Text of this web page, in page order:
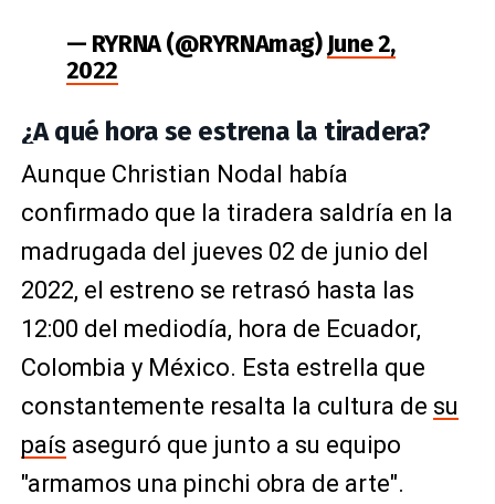
— RYRNA (@RYRNAmag)June 2,
2022
¿A qué hora se estrena la tiradera?
Aunque Christian Nodal había
confirmado que la tiradera saldría en la
madrugada del jueves 02 de junio del
2022, el estreno se retrasó hasta las
12:00 del mediodía, hora de Ecuador,
Colombia y México. Esta estrella que
constantemente resalta la cultura de su
país aseguró que junto a su equipo
"armamos una pinchi obra de arte".